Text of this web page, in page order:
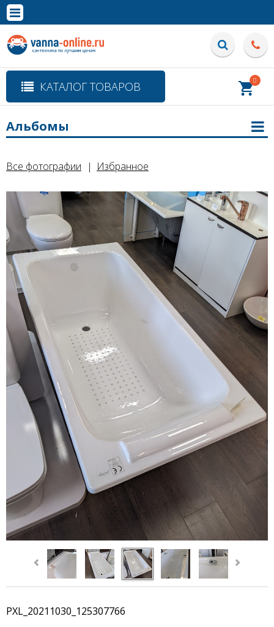
Полная версия сайта
КАТАЛОГ ТОВАРОВ 0
Все фотографии Избранное
PXL_20211030_125307766
Альбомы